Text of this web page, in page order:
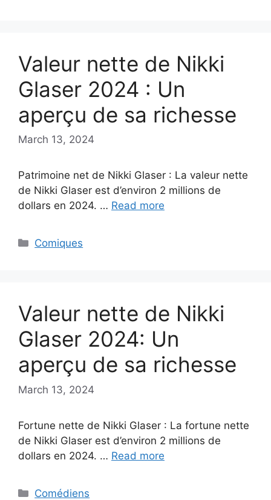
Valeur nette de Nikki
Glaser 2024 : Un
aperçu de sa richesse
March 13, 2024
Patrimoine net de Nikki Glaser : La valeur nette
de Nikki Glaser est d’environ 2 millions de
dollars en 2024. … Read more
Categories
Comiques
Valeur nette de Nikki
Glaser 2024: Un
aperçu de sa richesse
March 13, 2024
Fortune nette de Nikki Glaser : La fortune nette
de Nikki Glaser est d’environ 2 millions de
dollars en 2024. … Read more
Categories
Comédiens